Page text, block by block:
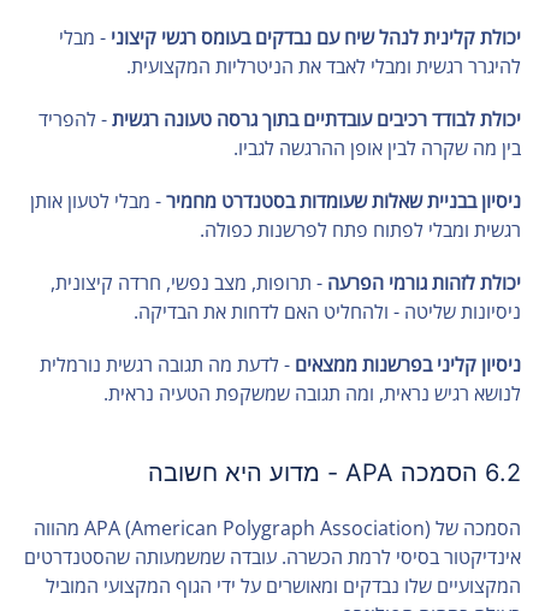
יכולת קלינית לנהל שיח עם נבדקים בעומס רגשי קיצוני - מבלי
להיגרר רגשית ומבלי לאבד את הניטרליות המקצועית.
יכולת לבודד רכיבים עובדתיים בתוך גרסה טעונה רגשית- להפריד
בין מה שקרה לבין אופן ההרגשה לגביו.
ניסיון בבניית שאלות שעומדות בסטנדרט מחמיר- מבלי לטעון אותן
רגשית ומבלי לפתוח פתח לפרשנות כפולה.
יכולת לזהות גורמי הפרעה - תרופות, מצב נפשי, חרדה קיצונית,
ניסיונות שליטה - ולהחליט האם לדחות את הבדיקה.
ניסיון קליני בפרשנות ממצאים - לדעת מה תגובה רגשית נורמלית
לנושא רגיש נראית, ומה תגובה שמשקפת הטעיה נראית.
6.2 הסמכה APA - מדוע היא חשובה
הסמכה של APA (American Polygraph Association) מהווה
אינדיקטור בסיסי לרמת הכשרה. עובדה שמשמעותה שהסטנדרטים
המקצועיים שלו נבדקים ומאושרים על ידי הגוף המקצועי המוביל